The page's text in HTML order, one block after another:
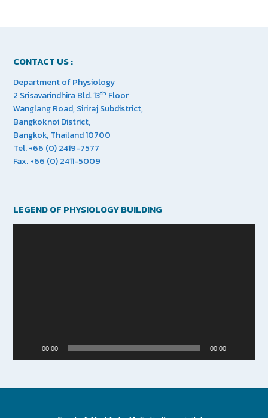
CONTACT US :
Department of Physiology
2 Srisavarindhira Bld. 13th Floor
Wanglang Road, Siriraj Subdistrict,
Bangkoknoi District,
Bangkok, Thailand 10700
Tel. +66 (0) 2419-7577
Fax. +66 (0) 2411-5009
LEGEND OF PHYSIOLOGY BUILDING
00:00 00:00